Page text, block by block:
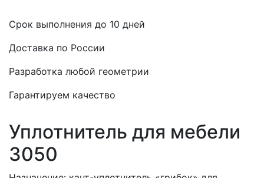
Срок выполнения до 10 дней
Доставка по России
Разработка любой геометрии
Гарантируем качество
Уплотнитель для мебели
3050